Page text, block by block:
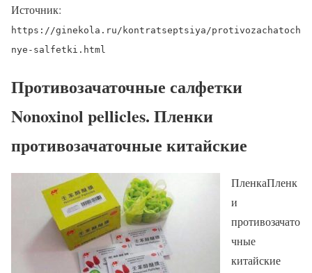
Источник:
https://ginekola.ru/kontratseptsiya/protivozachatoch
nye-salfetki.html
Противозачаточные салфетки
Nonoxinol pellicles. Пленки
противозачаточные китайские
ПленкаПленк
и
противозачато
чные
китайские